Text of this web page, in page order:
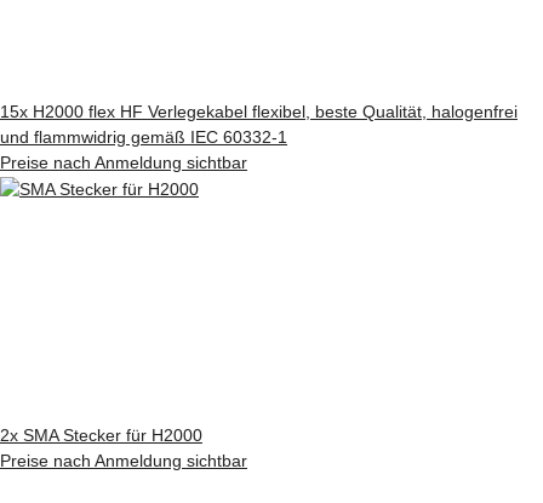
15x H2000 flex HF Verlegekabel flexibel, beste Qualität, halogenfrei
und flammwidrig gemäß IEC 60332-1
Preise nach Anmeldung sichtbar
2x SMA Stecker für H2000
Preise nach Anmeldung sichtbar